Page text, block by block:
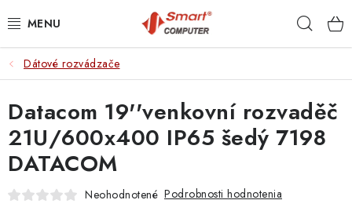
na
NOTEBOOKY
MOBILNÉ ZARIADENIA
PC A KOMPONENTY
PERIFÉRIE
Dátové rozvádzače
Datacom 19''venkovní rozvaděč
21U/600x400 IP65 šedý 7198
DATACOM
Neohodnotené Podrobnosti hodnotenia